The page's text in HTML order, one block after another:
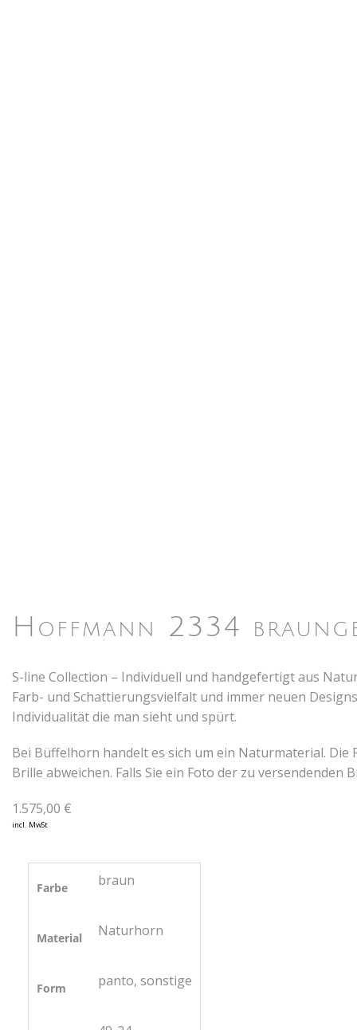
Hoffmann 2334
S-line Collection – Individuell und handgefertigt aus
Farb- und Schattierungsvielfalt und immer neuen
Individualität die man sieht und spürt.
Bei Büffelhorn handelt es sich um ein Naturmaterial.
Brille abweichen. Falls Sie ein Foto der zu versendenden
1.575,00 €
incl. MwSt
Farbe braun
Material Naturhorn
Form panto, sonstige